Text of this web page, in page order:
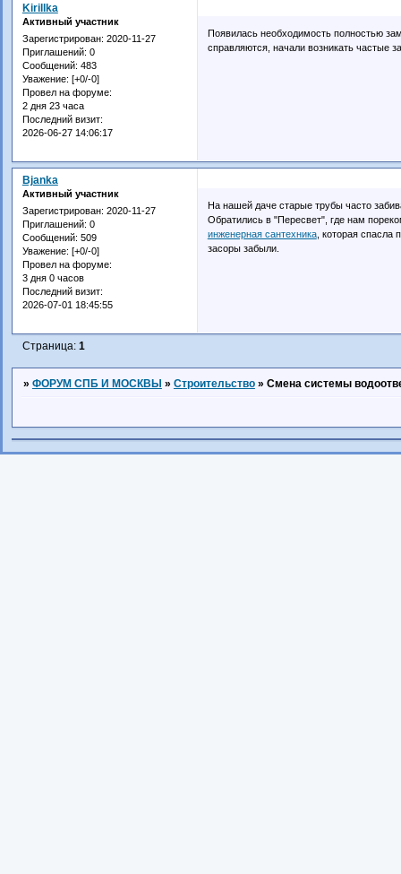
Kirillka
Активный участник
Зарегистрирован: 2020-11-27
Приглашений: 0
Сообщений: 483
Уважение: [+0/-0]
Провел на форуме:
2 дня 23 часа
Последний визит:
2026-06-27 14:06:17
Появилась необходимость полностью
справляются, начали возникать частые
Bjanka
Активный участник
Зарегистрирован: 2020-11-27
Приглашений: 0
Сообщений: 509
Уважение: [+0/-0]
Провел на форуме:
3 дня 0 часов
Последний визит:
2026-07-01 18:45:55
На нашей даче старые трубы часто
Обратились в "Пересвет", где нам
инженерная сантехника, которая спасла
засоры забыли.
Страница: 1
» ФОРУМ СПБ И МОСКВЫ » Строительство » Смена системы